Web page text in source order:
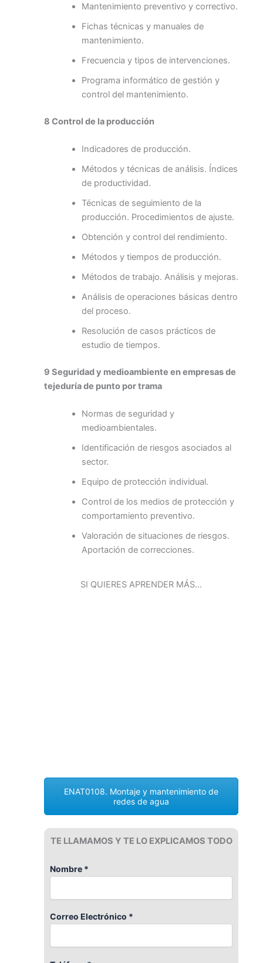
Mantenimiento preventivo y correctivo.
Fichas técnicas y manuales de
mantenimiento.
Frecuencia y tipos de intervenciones.
Programa informático de gestión y
control del mantenimiento.
8 Control de la producción
Indicadores de producción.
Métodos y técnicas de análisis. Índices
de productividad.
Técnicas de seguimiento de la
producción. Procedimientos de ajuste.
Obtención y control del rendimiento.
Métodos y tiempos de producción.
Métodos de trabajo. Análisis y mejoras.
Análisis de operaciones básicas dentro
del proceso.
Resolución de casos prácticos de
estudio de tiempos.
9 Seguridad y medioambiente en empresas de
tejeduría de punto por trama
Normas de seguridad y
medioambientales.
Identificación de riesgos asociados al
sector.
Equipo de protección individual.
Control de los medios de protección y
comportamiento preventivo.
Valoración de situaciones de riesgos.
Aportación de correcciones.
SI QUIERES APRENDER MÁS…
ENAT0108. Montaje y mantenimiento de
redes de agua
TE LLAMAMOS Y TE LO EXPLICAMOS TODO
Nombre *
Correo Electrónico *